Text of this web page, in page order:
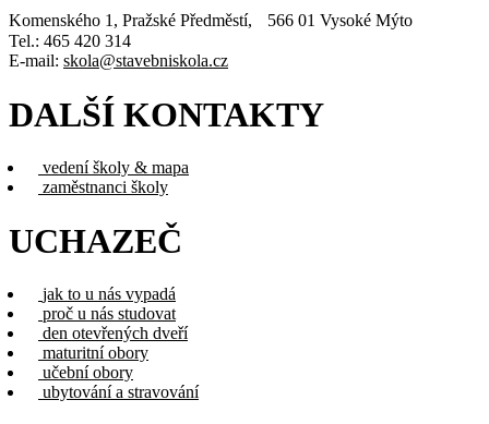
Komenského 1, Pražské Předměstí, 566 01 Vysoké Mýto
Tel.: 465 420 314
E-mail: skola@stavebniskola.cz
DALŠÍ KONTAKTY
vedení školy & mapa
zaměstnanci školy
UCHAZEČ
jak to u nás vypadá
proč u nás studovat
den otevřených dveří
maturitní obory
učební obory
ubytování a stravování